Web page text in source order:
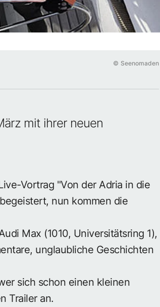
© Seenomaden
mit ihrer neuen
Vortrag "Von der Adria in die
nun kommen die
Max (1010, Universitätsring 1),
unglaubliche Geschichten
sich schon einen kleinen
Traileran.